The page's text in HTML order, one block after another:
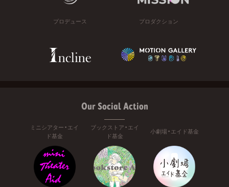
プロデュース プロダクション
Our Social Action
ミニシアター・エイ
ド基金
ブックストア・エイ
ド基金
小劇場・エイド基金